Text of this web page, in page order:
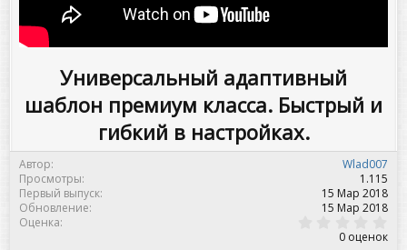
Универсальный адаптивный
шаблон премиум класса. Быстрый и
гибкий в настройках.
Автор
Wlad007
Просмотры
1.115
Первый выпуск
15 Мар 2018
Обновление
15 Мар 2018
Оценка
,
0 оценок